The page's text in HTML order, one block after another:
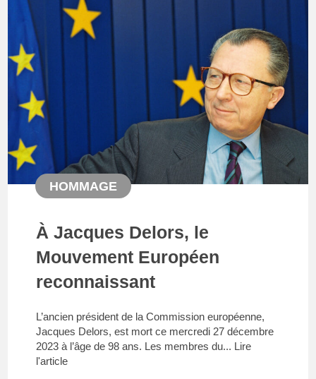
HOMMAGE
À Jacques Delors, le
Mouvement Européen
reconnaissant
L’ancien président de la Commission européenne,
Jacques Delors, est mort ce mercredi 27 décembre
2023 à l’âge de 98 ans. Les membres du... Lire
l'article